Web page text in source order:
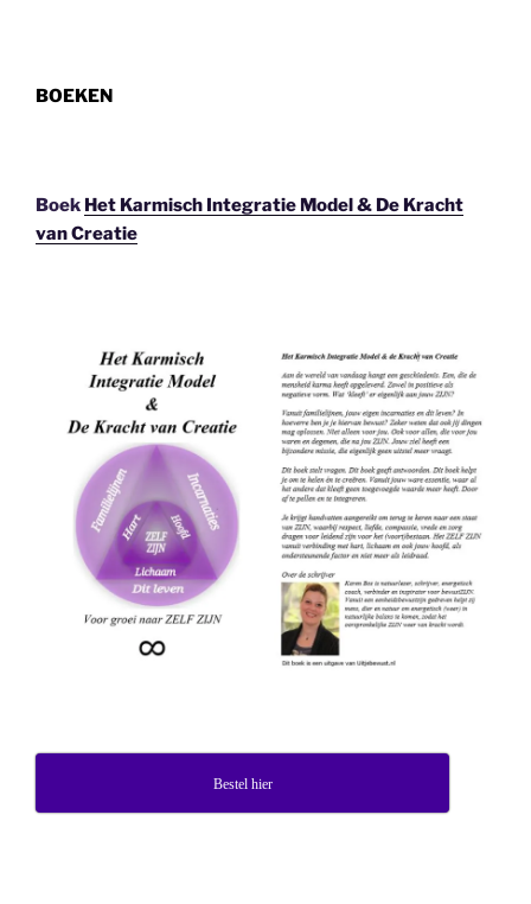
BOEKEN
Boek Het Karmisch Integratie Model & De Kracht
van Creatie
Bestel hier